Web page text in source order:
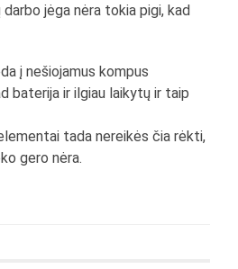
jėga nėra tokia pigi, kad
į nešiojamus kompus
baterija ir ilgiau laikytų ir taip
tada nereikės čia rėkti,
gero nėra.